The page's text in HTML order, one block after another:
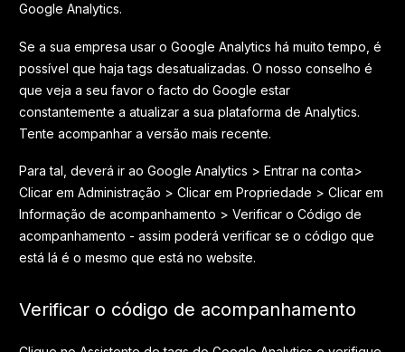
Google Analytics.
Se a sua empresa usar o Google Analytics há muito tempo, é
possível que haja tags desatualizadas. O nosso conselho é
que veja a seu favor o facto do Google estar
constantemente a atualizar a sua plataforma de Analytics.
Tente acompanhar a versão mais recente.
Para tal, deverá ir ao Google Analytics > Entrar na conta>
Clicar em Administração > Clicar em Propriedade > Clicar em
Informação de acompanhamento > Verificar o Código de
acompanhamento - assim poderá verificar se o código que
está lá é o mesmo que está no website.
Verificar o código de acompanhamento